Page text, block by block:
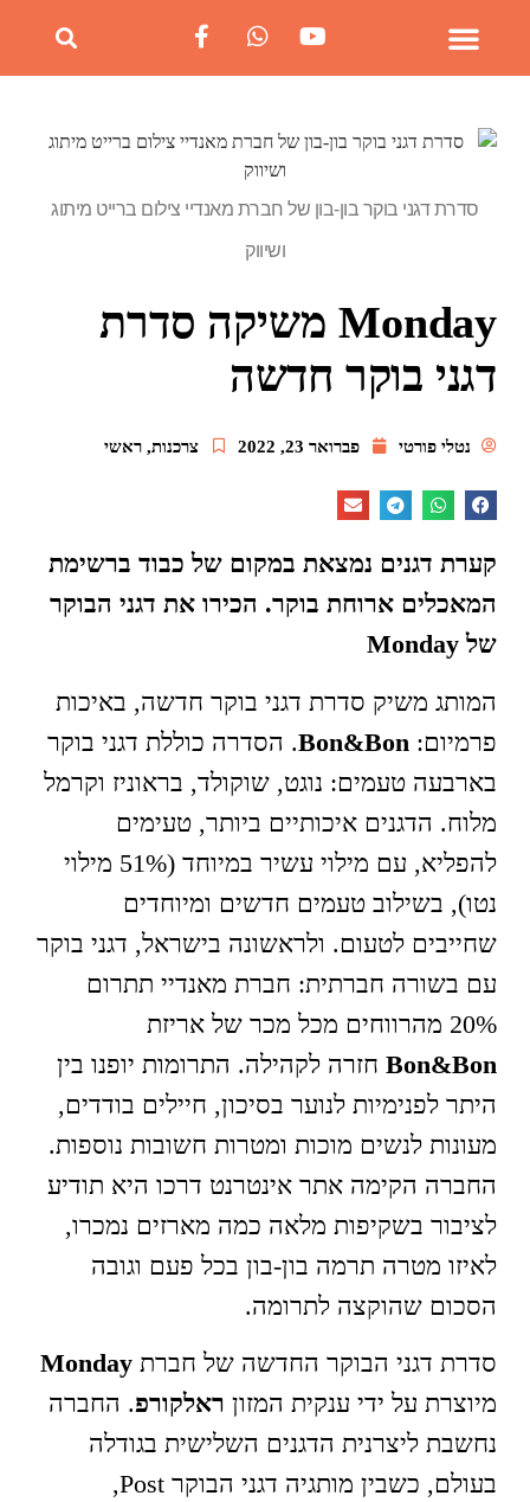
סדרת דגני בוקר בון-בון של חברת מאנדיי צילום ברייט מיתוג
ושיווק
Monday משיקה סדרת
דגני בוקר חדשה
נטלי פורטי פברואר 23, 2022 צרכנות, ראשי
קערת דגנים נמצאת במקום של כבוד ברשימת
המאכלים ארוחת בוקר. הכירו את דגני הבוקר
של Monday
המותג משיק סדרת דגני בוקר חדשה, באיכות
פרמיום: Bon&Bon. הסדרה כוללת דגני בוקר
בארבעה טעמים: נוגט, שוקולד, בראוניז וקרמל
מלוח. הדגנים איכותיים ביותר, טעימים
להפליא, עם מילוי עשיר במיוחד (51% מילוי
נטו), בשילוב טעמים חדשים ומיוחדים
שחייבים לטעום. ולראשונה בישראל, דגני בוקר
עם בשורה חברתית: חברת מאנדיי תתרום
20% מהרווחים מכל מכר של אריזת
Bon&Bonחזרה לקהילה. התרומות יופנו בין
היתר לפנימיות לנוער בסיכון, חיילים בודדים,
מעונות לנשים מוכות ומטרות חשובות נוספות.
החברה הקימה אתר אינטרנט דרכו היא תודיע
לציבור בשקיפות מלאה כמה מארזים נמכרו,
לאיזו מטרה תרמה בון-בון בכל פעם וגובה
הסכום שהוקצה לתרומה.
סדרת דגני הבוקר החדשה של חברת Monday
מיוצרת על ידי ענקית המזון ראלקורפ. החברה
נחשבת ליצרנית הדגנים השלישית בגודלה
בעולם, כשבין מותגיה דגני הבוקר Post,